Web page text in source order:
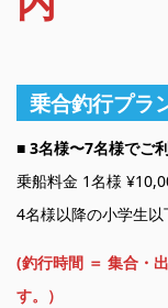
乗合釣行プラ
■ 3名様〜7名様でご
乗船料金 1名様
4名様以降の小学生
(釣行時間 ＝ 集合・
す。）